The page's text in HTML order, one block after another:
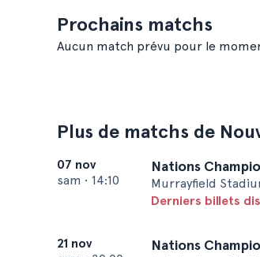
Prochains matchs
Aucun match prévu pour le
Plus de matchs de
07 nov
sam • 14:10
Nations
Murrayfield
Derniers billets
21 nov
Nations